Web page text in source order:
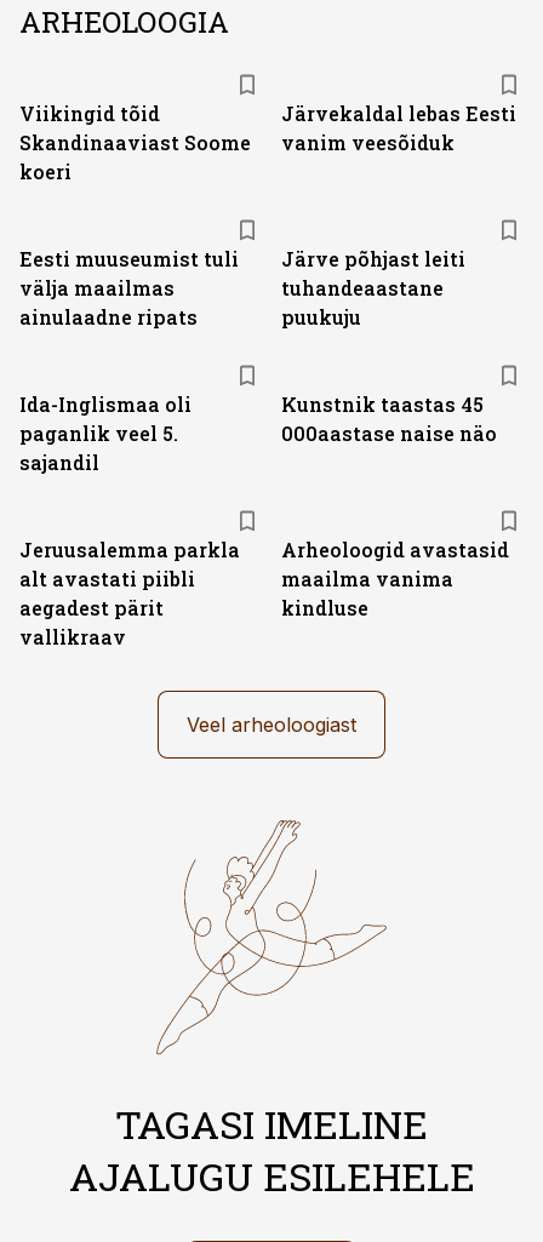
ARHEOLOOGIA
Viikingid tõid
Skandinaaviast Soome
koeri
Järvekaldal lebas Eesti
vanim veesõiduk
Eesti muuseumist tuli
välja maailmas
ainulaadne ripats
Järve põhjast leiti
tuhandeaastane
puukuju
Ida-Inglismaa oli
paganlik veel 5.
sajandil
Kunstnik taastas 45
000aastase naise näo
Jeruusalemma parkla
alt avastati piibli
aegadest pärit
vallikraav
Arheoloogid avastasid
maailma vanima
kindluse
Veel arheoloogiast
TAGASI IMELINE
AJALUGU ESILEHELE